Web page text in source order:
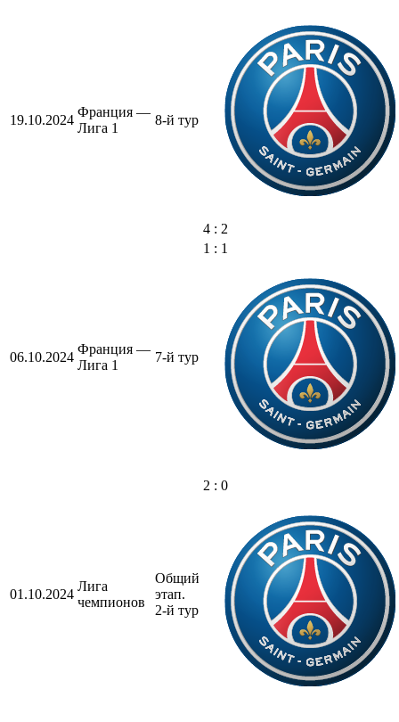
19.10.2024
Франция —
Лига 1
8-й тур
4 : 2
06.10.2024
Франция —
Лига 1
7-й тур
1 : 1
01.10.2024
Лига
чемпионов
Общий
этап.
2-й тур
2 : 0